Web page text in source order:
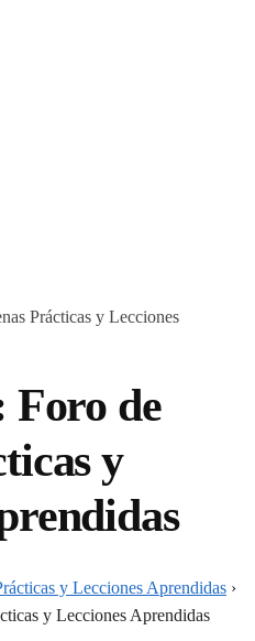
Prácticas y Lecciones
Foro de
y
y Lecciones Aprendidas ›
y Lecciones Aprendidas